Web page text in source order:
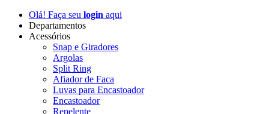
Olá! Faça seu login aqui
Departamentos
Acessórios
Snap e Giradores
Argolas
Split Ring
Afiador de Faca
Luvas para Encastoador
Encastoador
Repelente